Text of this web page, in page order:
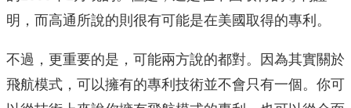
明，而高通所說的則很有可能是在美國取得的專利。
不過，更重要的是，可能兩方說的都對。因為其實關於
飛航模式，可以擁有的專利技術並不會只有一個。你可